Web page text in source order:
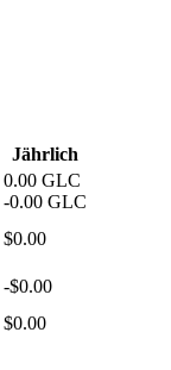
Jährlich
0.00 GLC
-0.00 GLC
$0.00
-$0.00
$0.00